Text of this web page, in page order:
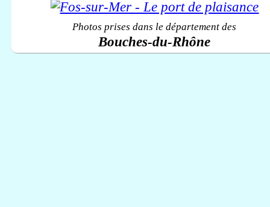
Photos prises dans le département des
Bouches-du-Rhône